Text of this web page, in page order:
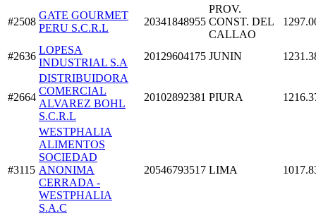
#2508
GATE GOURMET
PERU S.C.R.L
20341848955
PROV.
CONST. DEL
CALLAO
#2636
LOPESA
INDUSTRIAL S.A
20129604175 JUNIN
#2664
DISTRIBUIDORA
COMERCIAL
ALVAREZ BOHL
S.C.R.L
20102892381 PIURA
#3115
WESTPHALIA
ALIMENTOS
SOCIEDAD
ANONIMA
CERRADA -
WESTPHALIA
S.A.C
20546793517 LIMA